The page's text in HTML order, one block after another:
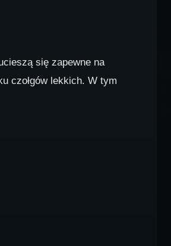
się zapewne na
czołgów lekkich. W tym